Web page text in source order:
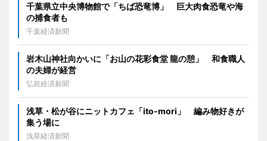
千葉県立中央博物館で「ちば恐竜博」 巨大肉食恐竜や海
の捕食者も
千葉経済新聞
岩木山神社向かいに「お山の花彩食堂 龍の憩」 和食職人
の夫婦が経営
弘前経済新聞
浅草・松が谷にニットカフェ「ito-mori」 編み物好きが
集う場に
浅草経済新聞